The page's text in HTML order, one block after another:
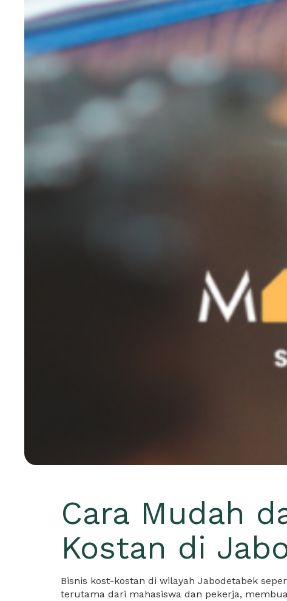
Cara Mudah
Kostan di
Bisnis kost-kostan di wilayah Jabodetabek
terutama dari mahasiswa dan pekerja,